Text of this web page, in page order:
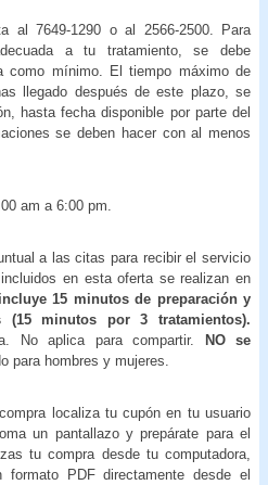
al 7649-1290 o al 2566-2500. Para
a tu tratamiento, se debe
como mínimo. El tiempo máximo de
llegado después de este plazo, se
hasta fecha disponible por parte del
se deben hacer con al menos
am a 6:00 pm.
a las citas para recibir el servicio
en esta oferta se realizan en
15 minutos de preparación y
(15 minutos por 3 tratamientos).
No aplica para compartir.
NO se
para hombres y mujeres.
localiza tu cupón en tu usuario
un pantallazo y prepárate para el
tu compra desde tu computadora,
PDF directamente desde el